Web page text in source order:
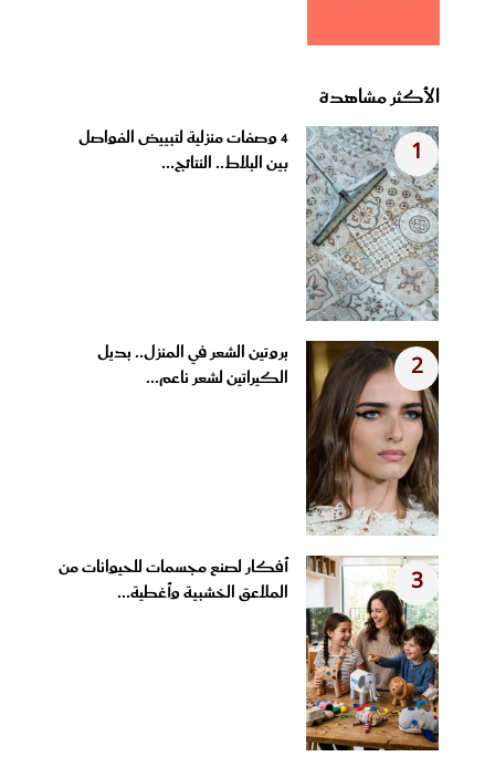
الأكثر مشاهدة
1
4 وصفات منزلية لتبييض الفواصل
بين البلاط.. النتائج...
2
بروتين الشعر في المنزل.. بديل
الكيراتين لشعر ناعم...
3
أفكار لصنع مجسمات للحيوانات من
الملاعق الخشبية وأغطية...